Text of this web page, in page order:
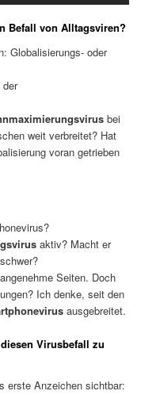
Befall von Alltagsviren?
Globalisierungs- oder
der
bei
weit verbreitet? Hat
voran getrieben
aktiv? Macht er
Seiten. Doch
Ich denke, seit den
ausgebreitet.
diesen Virusbefall zu
erste Anzeichen sichtbar: